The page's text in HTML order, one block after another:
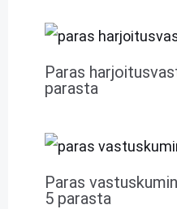
Paras
parasta
Paras
5 parasta